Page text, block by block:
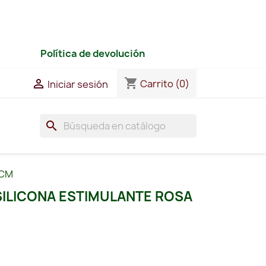
Política de devolución
 Iniciar sesión shopping_cart Carrito (0)
search
ESTIMULANTE ROSA